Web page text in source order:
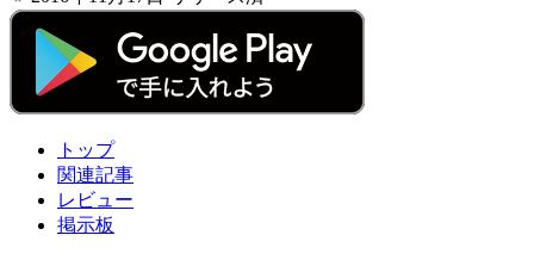
トップ
関連記事
レビュー
掲示板